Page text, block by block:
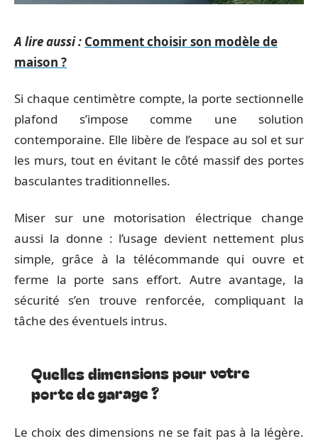
A lire aussi : Comment choisir son modèle de
maison ?
Si chaque centimètre compte, la porte sectionnelle
plafond s’impose comme une solution
contemporaine. Elle libère de l’espace au sol et sur
les murs, tout en évitant le côté massif des portes
basculantes traditionnelles.
Miser sur une motorisation électrique change
aussi la donne : l’usage devient nettement plus
simple, grâce à la télécommande qui ouvre et
ferme la porte sans effort. Autre avantage, la
sécurité s’en trouve renforcée, compliquant la
tâche des éventuels intrus.
Quelles dimensions pour votre
porte de garage ?
Le choix des dimensions ne se fait pas à la légère.